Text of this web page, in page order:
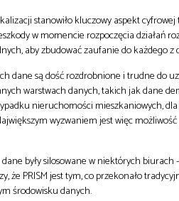
stanowiło kluczowy aspekt
w momencie rozpoczęcia działań
aby zbudować zaufanie do każdego z
dane są dość rozdrobnione i trudne do
warstwach danych, takich jak dane
nieruchomości mieszkaniowych,
wyzwaniem jest więc
były silosowane w niektórych
że PRISM jest tym, co przekonało
środowisku danych.